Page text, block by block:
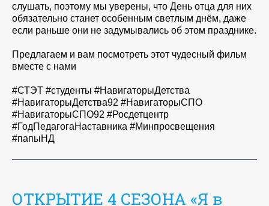
слушать, поэтому мы уверены, что День отца для них
обязательно станет особенным светлым днём, даже
если раньше они не задумывались об этом празднике.
Предлагаем и вам посмотреть этот чудесный фильм
вместе с нами
#СТЭТ #студенты #НавигаторыДетства
#НавигаторыДетства92 #НавигаторыСПО
#НавигаторыСПО92 #Росдетцентр
#ГодПедагогаНаставника #Минпросвещения
#папыНД
ОТКРЫТИЕ 4 СЕЗОНА «Я в